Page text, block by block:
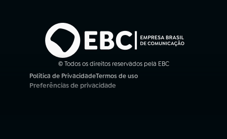
© Todos os direitos reservados pela EBC
Política de Privacidade
(abre em nova aba)
Termos de uso
(abre em nova aba)
Preferências de privacidade